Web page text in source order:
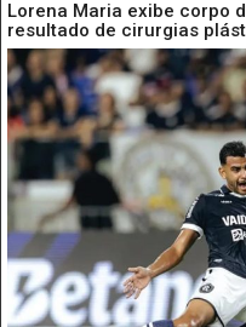
Lorena Maria exibe corpo
resultado de cirurgias